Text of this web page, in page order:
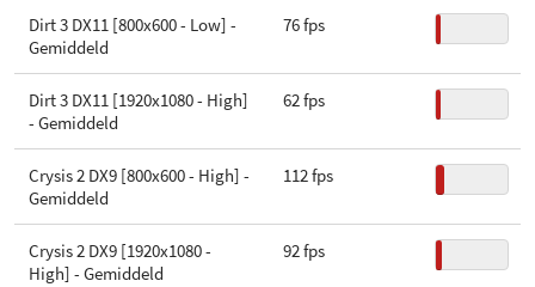
Dirt 3 DX11 [800x600 - Low] -
Gemiddeld
76 fps
Dirt 3 DX11 [1920x1080 - High]
- Gemiddeld
62 fps
Crysis 2 DX9 [800x600 - High] -
Gemiddeld
112 fps
Crysis 2 DX9 [1920x1080 -
High] - Gemiddeld
92 fps